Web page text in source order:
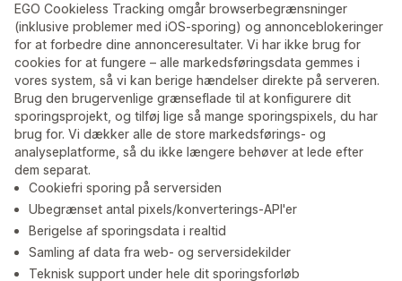
EGO Cookieless Tracking omgår browserbegrænsninger
(inklusive problemer med iOS-sporing) og annonceblokeringer
for at forbedre dine annonceresultater. Vi har ikke brug for
cookies for at fungere – alle markedsføringsdata gemmes i
vores system, så vi kan berige hændelser direkte på serveren.
Brug den brugervenlige grænseflade til at konfigurere dit
sporingsprojekt, og tilføj lige så mange sporingspixels, du har
brug for. Vi dækker alle de store markedsførings- og
analyseplatforme, så du ikke længere behøver at lede efter
dem separat.
Cookiefri sporing på serversiden
Ubegrænset antal pixels/konverterings-API'er
Berigelse af sporingsdata i realtid
Samling af data fra web- og serversidekilder
Teknisk support under hele dit sporingsforløb